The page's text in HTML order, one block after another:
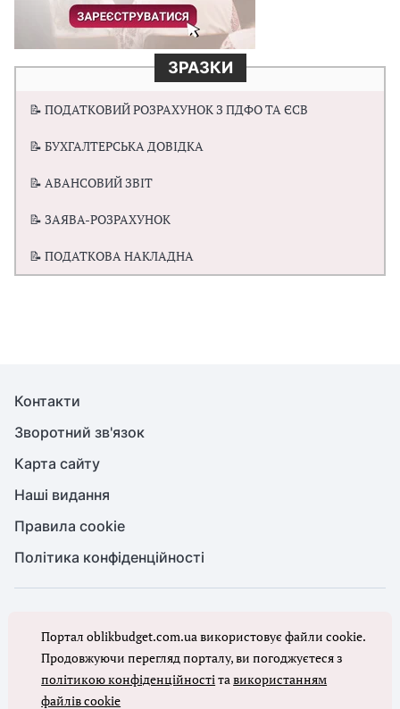
ЗРАЗКИ
📝 ПОДАТКОВИЙ РОЗРАХУНОК З ПДФО ТА ЄСВ
📝 БУХГАЛТЕРСЬКА ДОВІДКА
📝 АВАНСОВИЙ ЗВІТ
📝 ЗАЯВА-РОЗРАХУНОК
📝 ПОДАТКОВА НАКЛАДНА
Контакти
Зворотний зв'язок
Карта сайту
Наші видання
Правила cookie
Політика конфіденційності
Повне або часткове копіювання будь-яких матеріалів порталу,
цитування, публікація їх анотованих оглядів допускаються лише з
письмового дозволу редакції порталу
Портал oblikbudget.com.ua використовує файли cookie.
Продовжуючи перегляд порталу, ви погоджуєтеся з
політикою конфіденційностітавикористанням
файлів cookie